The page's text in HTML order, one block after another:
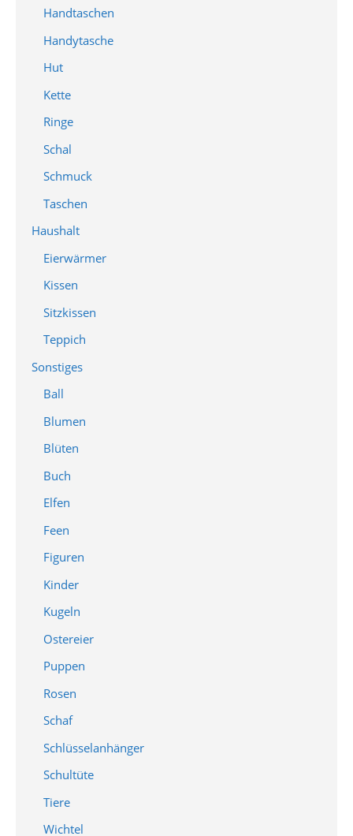
Handtaschen
Handytasche
Hut
Kette
Ringe
Schal
Schmuck
Taschen
Haushalt
Eierwärmer
Kissen
Sitzkissen
Teppich
Sonstiges
Ball
Blumen
Blüten
Buch
Elfen
Feen
Figuren
Kinder
Kugeln
Ostereier
Puppen
Rosen
Schaf
Schlüsselanhänger
Schultüte
Tiere
Wichtel